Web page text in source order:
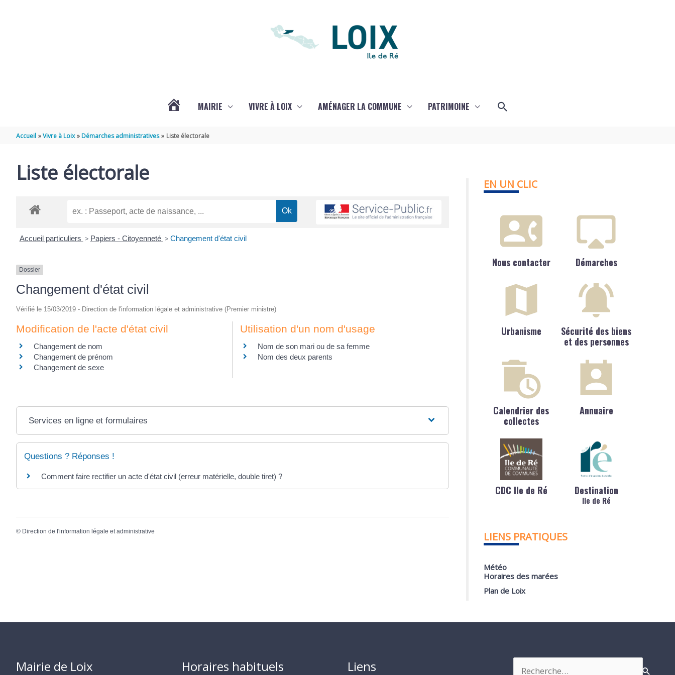
MAIRIE VIVRE À LOIX AMÉNAGER LA COMMUNE PATRIMOINE Rechercher
Accueil Vivre à Loix Démarches administratives Liste électorale
Liste électorale
Accueil particuliers > Papiers - Citoyenneté > Changement d'état civil
Dossier
Changement d'état civil
Vérifié le 15/03/2019 - Direction de l'information légale et administrative (Premier ministre)
Modification de l'acte d'état civil
Changement de nom
Changement de prénom
Changement de sexe
Utilisation d'un nom d'usage
Nom de son mari ou de sa femme
Nom des deux parents
Services en ligne et formulaires
Questions ? Réponses !
Comment faire rectifier un acte d'état civil (erreur matérielle, double tiret) ?
© Direction de l'information légale et administrative
EN UN CLIC
Nous contacter Démarches
Urbanisme
Sécurité des biens
et des personnes
Calendrier des
collectes
Annuaire
CDC Ile de Ré Destination
Ile de Ré
LIENS PRATIQUES
Météo
Horaires des marées
Plan de Loix
Mairie de Loix Horaires habituels Liens